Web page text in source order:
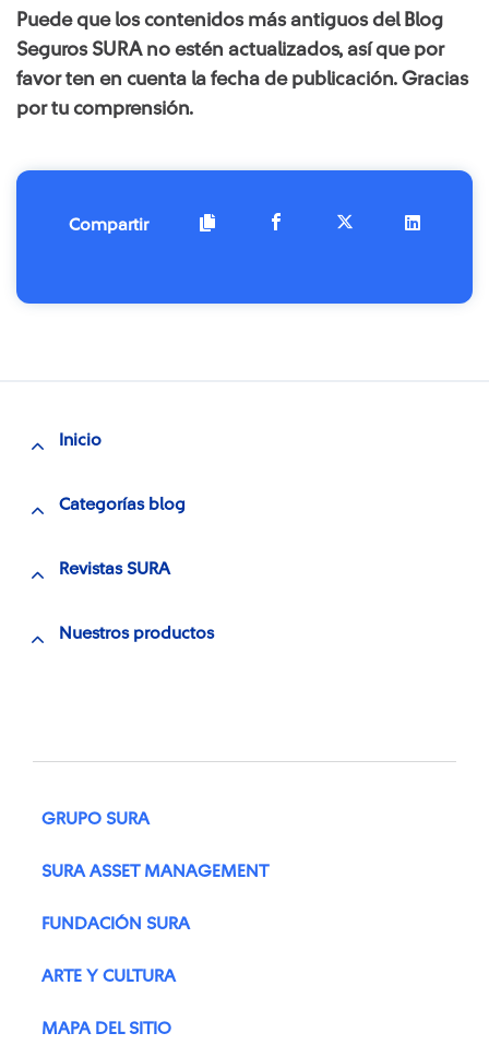
Puede que los contenidos más antiguos del Blog
Seguros SURA no estén actualizados, así que por
favor ten en cuenta la fecha de publicación. Gracias
por tu comprensión.
Compartir
Inicio
Categorías blog
Revistas SURA
Nuestros productos
GRUPO SURA
SURA ASSET MANAGEMENT
FUNDACIÓN SURA
ARTE Y CULTURA
MAPA DEL SITIO